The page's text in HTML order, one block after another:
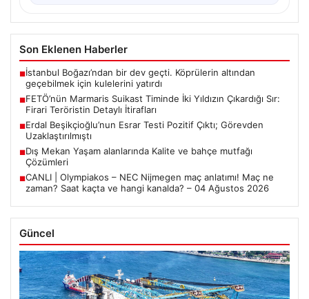
Son Eklenen Haberler
■İstanbul Boğazı’ndan bir dev geçti. Köprülerin altından
geçebilmek için kulelerini yatırdı
■FETÖ’nün Marmaris Suikast Timinde İki Yıldızın Çıkardığı Sır:
Firari Teröristin Detaylı İtirafları
■Erdal Beşikçioğlu’nun Esrar Testi Pozitif Çıktı; Görevden
Uzaklaştırılmıştı
■Dış Mekan Yaşam alanlarında Kalite ve bahçe mutfağı
Çözümleri
■CANLI | Olympiakos – NEC Nijmegen maç anlatımı! Maç ne
zaman? Saat kaçta ve hangi kanalda? – 04 Ağustos 2026
Güncel